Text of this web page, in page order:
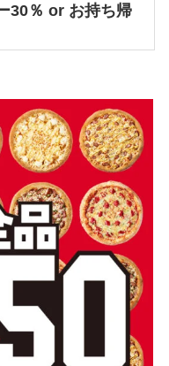
30％ or お持ち帰